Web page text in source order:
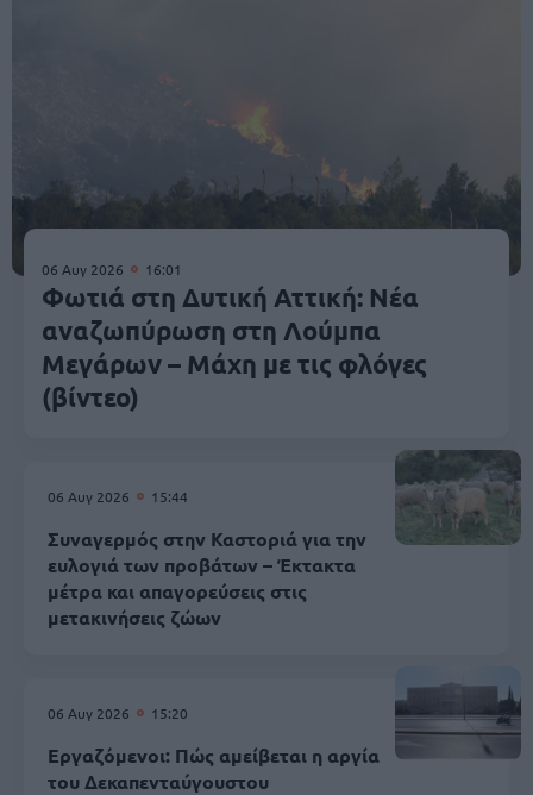
06 Αυγ 2026 16:01
Φωτιά στη Δυτική Αττική: Νέα
αναζωπύρωση στη Λούμπα
Μεγάρων – Μάχη με τις φλόγες
(βίντεο)
06 Αυγ 2026 15:44
Συναγερμός στην Καστοριά για την
ευλογιά των προβάτων – Έκτακτα
μέτρα και απαγορεύσεις στις
μετακινήσεις ζώων
06 Αυγ 2026 15:20
Εργαζόμενοι: Πώς αμείβεται η αργία
του Δεκαπενταύγουστου